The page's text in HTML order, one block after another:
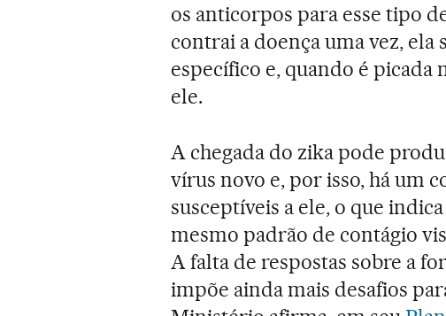
os anticorpos para esse tipo
contrai a doença uma vez,
específico e, quando é picada
ele.
A chegada do zika pode
vírus novo e, por isso, há um
susceptíveis a ele, o que
mesmo padrão de contágio
A falta de respostas sobre a
impõe ainda mais desafios